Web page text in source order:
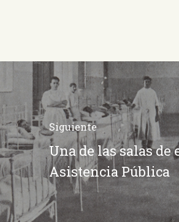
Siguiente
Una de las salas de
Asistencia Pública